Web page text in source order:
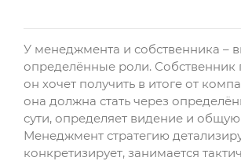
У менеджмента и собственника –
определённые роли. Собственник
он хочет получить в итоге от
она должна стать через
сути, определяет видение и общую
Менеджмент стратегию
конкретизирует, занимается